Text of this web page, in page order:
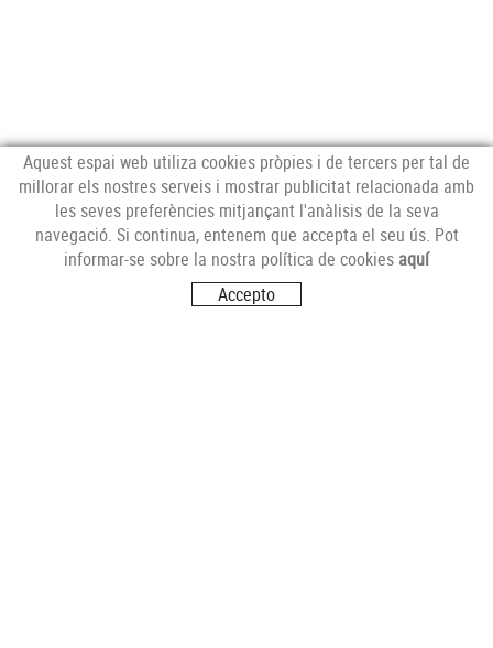
NEWSLETTER
Aquest espai web utiliza cookies pròpies i de tercers per tal de
millorar els nostres serveis i mostrar publicitat relacionada amb
les seves preferències mitjançant l'anàlisis de la seva
navegació. Si continua, entenem que accepta el seu ús. Pot
informar-se sobre la nostra política de cookies aquí
Accepto